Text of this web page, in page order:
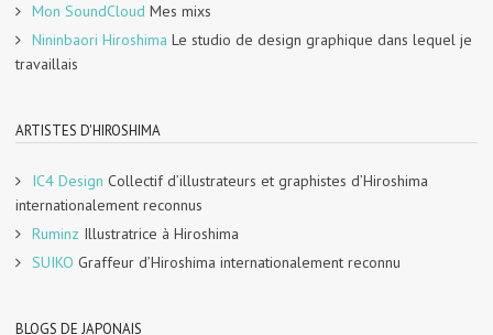
Mon SoundCloud Mes mixs
Nininbaori Hiroshima Le studio de design graphique dans lequel je
travaillais
ARTISTES D'HIROSHIMA
IC4 Design Collectif d’illustrateurs et graphistes d’Hiroshima
internationalement reconnus
Ruminz Illustratrice à Hiroshima
SUIKO Graffeur d’Hiroshima internationalement reconnu
BLOGS DE JAPONAIS